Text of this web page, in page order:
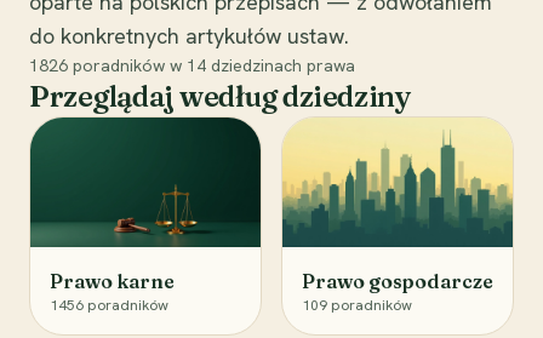
do konkretnych artykułów ustaw.
1826 poradników w 14 dziedzinach prawa
Przeglądaj według dziedziny
Prawo karne
1456 poradników
Prawo gospodarcze
109 poradników